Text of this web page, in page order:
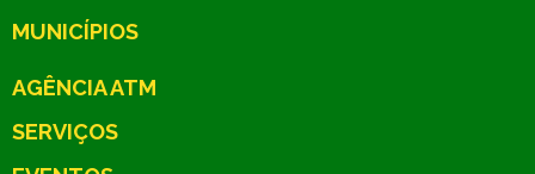
MUNICÍPIOS
AGÊNCIA ATM
SERVIÇOS